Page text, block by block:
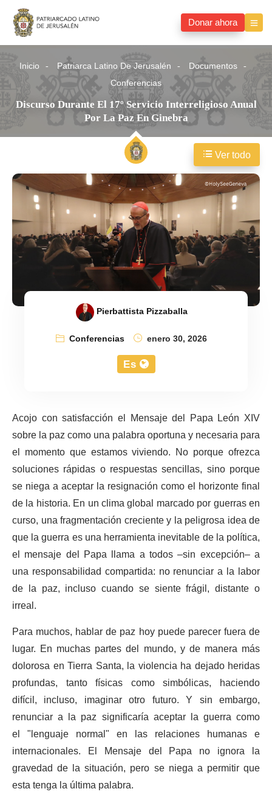
Donar ahora
Inicio Patriarca Latino De Jerusalén
Documentos
Conferencias
Discurso Durante El 17º Servicio Interreligioso Anual
Por La Paz En Ginebra
Pierbattista Pizzaballa
Conferencias
enero 30, 2026
Es
Acojo con satisfacción el Mensaje del Papa León XIV
sobre la paz como una palabra oportuna y necesaria para
el momento que estamos viviendo. No porque ofrezca
soluciones rápidas o respuestas sencillas, sino porque
se niega a aceptar la resignación como el horizonte final
de la historia. En un clima global marcado por guerras en
curso, una fragmentación creciente y la peligrosa idea de
que la guerra es una herramienta inevitable de la política,
el mensaje del Papa llama a todos –sin excepción– a
una responsabilidad compartida: no renunciar a la labor
de la paz, incluso cuando se siente frágil, distante o
irreal.
Para muchos, hablar de paz hoy puede parecer fuera de
lugar. En muchas partes del mundo, y de manera más
dolorosa en Tierra Santa, la violencia ha dejado heridas
profundas, tanto físicas como simbólicas, haciendo
difícil, incluso, imaginar otro futuro. Y sin embargo,
renunciar a la paz significaría aceptar la guerra como
el "lenguaje normal" en las relaciones humanas e
internacionales. El Mensaje del Papa no ignora la
gravedad de la situación, pero se niega a permitir que
esta tenga la última palabra.
Ver todo